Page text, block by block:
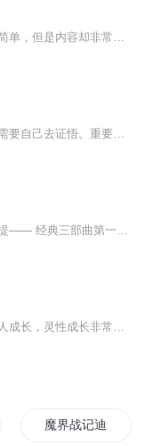
魔界战记迪斯凯亚